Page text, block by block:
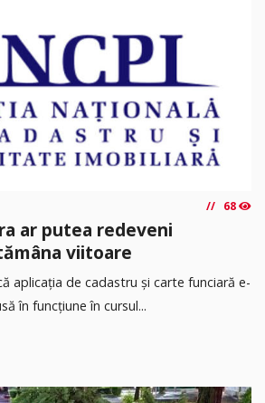
68
ar putea redeveni
viitoare
aplicația de cadastru și carte funciară e-
în funcțiune în cursul...